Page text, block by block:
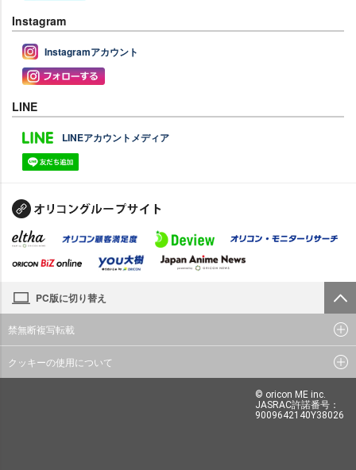
Instagram
Instagramアカウント
LINE
LINEアカウントメディア
PC版に切り替え
禁無断複写転載
クッキーの使用について
© oricon ME inc.
JASRAC許諾番号：
9009642140Y38026